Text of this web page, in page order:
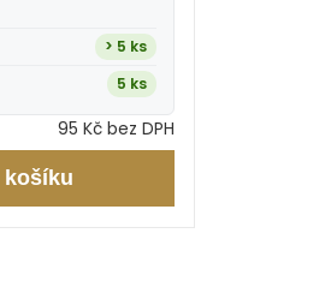
> 5 ks
5 ks
95 Kč bez DPH
košíku